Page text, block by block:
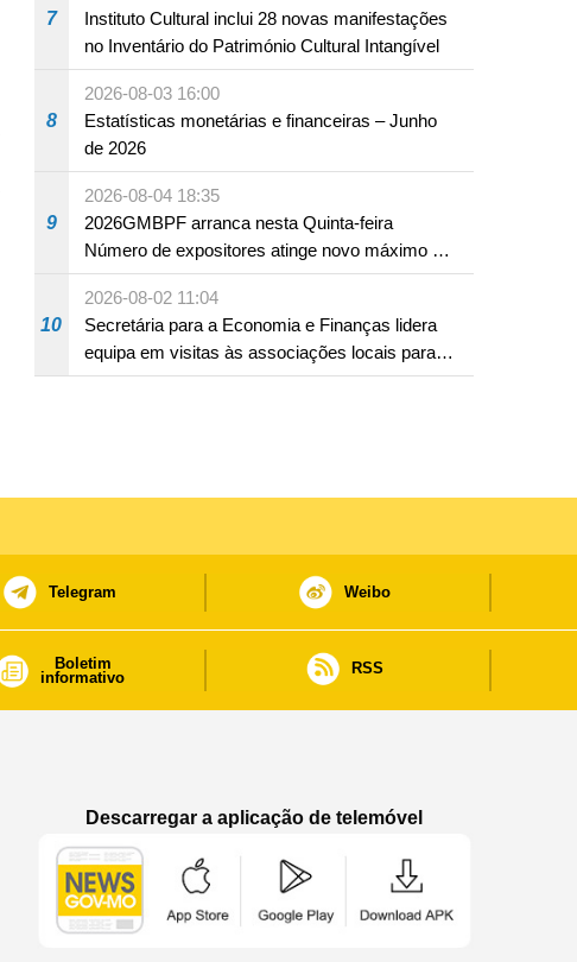
7
Instituto Cultural inclui 28 novas manifestações
no Inventário do Património Cultural Intangível
8
2026-08-03 16:00
Estatísticas monetárias e financeiras – Junho
de 2026
9
2026-08-04 18:35
2026GMBPF arranca nesta Quinta-feira
Número de expositores atinge novo máximo em
18 anos
10
2026-08-02 11:04
Secretária para a Economia e Finanças lidera
equipa em visitas às associações locais para
consolidar consensos e promover os trabalhos
Telegram Weibo
Boletim
informativo
RSS
Descarregar a aplicação de telemóvel